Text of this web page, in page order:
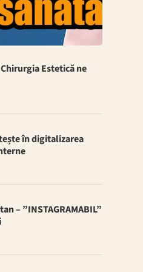
Estetică ne
în digitalizarea
– ”INSTAGRAMABIL”